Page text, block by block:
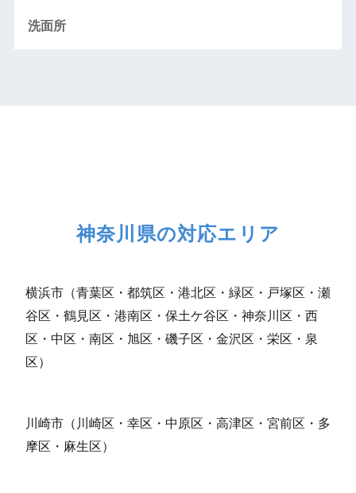
洗面所
神奈川県の対応エリア
横浜市（青葉区・都筑区・港北区・緑区・戸塚区・瀬
谷区・鶴見区・港南区・保土ケ谷区・神奈川区・西
区・中区・南区・旭区・磯子区・金沢区・栄区・泉
区）
川崎市（川崎区・幸区・中原区・高津区・宮前区・多
摩区・麻生区）